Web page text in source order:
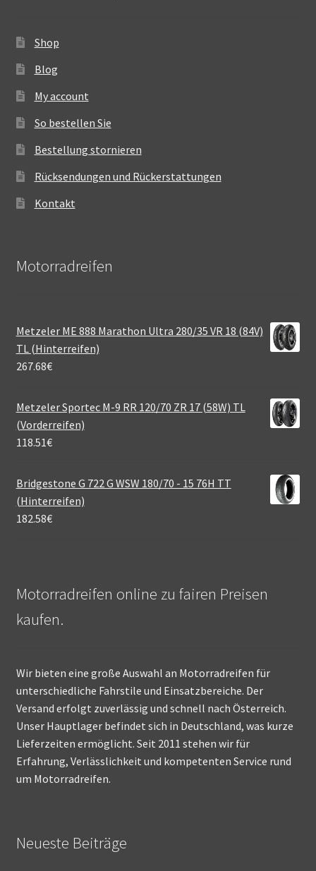
Shop
Blog
My account
So bestellen Sie
Bestellung stornieren
Rücksendungen und Rückerstattungen
Kontakt
Motorradreifen
Metzeler ME 888 Marathon Ultra 280/35 VR 18 (84V)
TL (Hinterreifen)
267.68€
Metzeler Sportec M-9 RR 120/70 ZR 17 (58W) TL
(Vorderreifen)
118.51€
Bridgestone G 722 G WSW 180/70 - 15 76H TT
(Hinterreifen)
182.58€
Motorradreifen online zu fairen Preisen
kaufen.
Wir bieten eine große Auswahl an Motorradreifen für
unterschiedliche Fahrstile und Einsatzbereiche. Der
Versand erfolgt zuverlässig und schnell nach Österreich.
Unser Hauptlager befindet sich in Deutschland, was kurze
Lieferzeiten ermöglicht. Seit 2011 stehen wir für
Erfahrung, Verlässlichkeit und kompetenten Service rund
um Motorradreifen.
Neueste Beiträge